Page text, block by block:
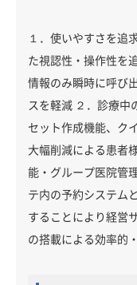
１．使いやすさを追
た視認性・操作性を
情報のみ瞬時に呼び
スを軽減 ２．診療中
セット作成機能、ク
大幅削減による患者
能・グループ医院管
テ内の予約システム
することにより経営
の搭載による効率的